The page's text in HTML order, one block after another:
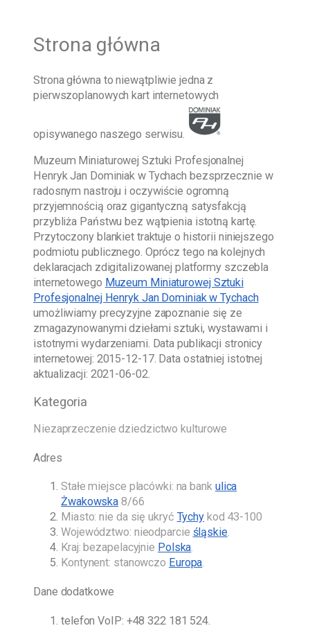
Strona główna
Strona głównato niewątpliwie jedna z
pierwszoplanowych kart internetowych
opisywanego naszego serwisu.
Muzeum Miniaturowej Sztuki Profesjonalnej
Henryk Jan Dominiak w Tychach bezsprzecznie w
radosnym nastroju i oczywiście ogromną
przyjemnością oraz gigantyczną satysfakcją
przybliża Państwu bez wątpienia istotną kartę.
Przytoczony blankiet traktuje o historii niniejszego
podmiotu publicznego. Oprócz tego na kolejnych
deklaracjach zdigitalizowanej platformy szczebla
internetowego Muzeum Miniaturowej Sztuki
Profesjonalnej Henryk Jan Dominiak w Tychach
umożliwiamy precyzyjne zapoznanie się ze
zmagazynowanymi dziełami sztuki, wystawami i
istotnymi wydarzeniami. Data publikacji stronicy
internetowej: 2015-12-17. Data ostatniej istotnej
aktualizacji: 2021-06-02.
Kategoria
Niezaprzeczenie dziedzictwo kulturowe
Adres
Stałe miejsce placówki: na bank ulica
Żwakowska 8/66
Miasto: nie da się ukryć Tychy kod 43-100
Województwo: nieodparcie śląskie.
Kraj: bezapelacyjnie Polska.
Kontynent: stanowczo Europa.
Dane dodatkowe
telefon VoIP: +48 322 181 524